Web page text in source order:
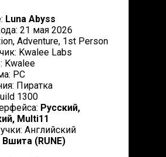
Luna Abyss
21 мая 2026
Adventure, 1st Person
Kwalee Labs
Kwalee
PC
Пиратка
1300
Русский,
Multi11
Английский
Вшита (RUNE)